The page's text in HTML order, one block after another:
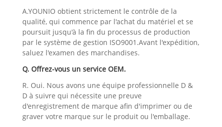
A.YOUNIO obtient strictement le contrôle de la
qualité, qui commence par l'achat du matériel et se
poursuit jusqu'à la fin du processus de production
par le système de gestion ISO9001.Avant l'expédition,
saluez l'examen des marchandises.
Q. Offrez-vous un service OEM.
R. Oui. Nous avons une équipe professionnelle D &
D à suivre qui nécessite une preuve
d'enregistrement de marque afin d'imprimer ou de
graver votre marque sur le produit ou l'emballage.